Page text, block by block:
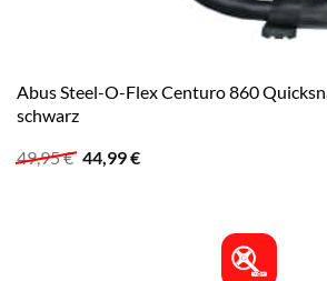
Abus Steel-O-Flex Centuro 860
schwarz
49,95€ Ursprünglicher
Preis
44,99€Aktueller